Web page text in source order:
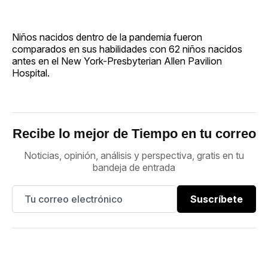
Niños nacidos dentro de la pandemia fueron
comparados en sus habilidades con 62 niños nacidos
antes en el New York-Presbyterian Allen Pavilion
Hospital.
Recibe lo mejor de Tiempo en tu correo
Noticias, opinión, análisis y perspectiva, gratis en tu
bandeja de entrada
Suscríbete